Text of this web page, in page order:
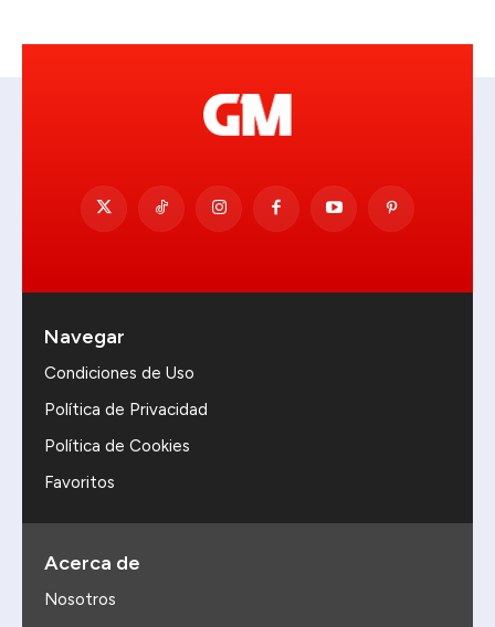
Navegar
Condiciones de Uso
Política de Privacidad
Política de Cookies
Favoritos
Acerca de
Nosotros